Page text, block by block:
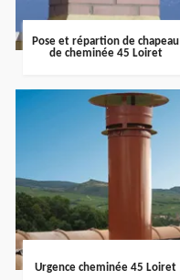
Pose et répartion de chapeau
de cheminée 45 Loiret
Urgence cheminée 45 Loiret